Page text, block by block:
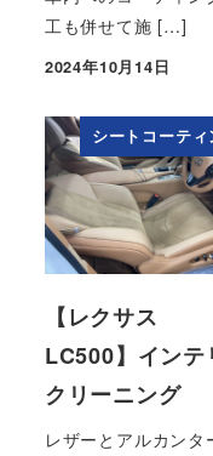
工も併せて施 […]
投稿日
2024年10月14日
シートコーティ
【レクサス
LC500】インテ
クリーニング
レザーとアルカンタ